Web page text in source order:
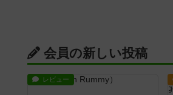
会員の新しい投稿
レビュー